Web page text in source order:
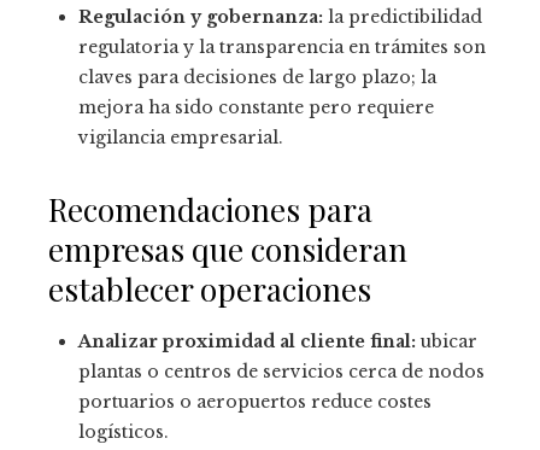
Regulación y gobernanza: la predictibilidad
regulatoria y la transparencia en trámites son
claves para decisiones de largo plazo; la
mejora ha sido constante pero requiere
vigilancia empresarial.
Recomendaciones para
empresas que consideran
establecer operaciones
Analizar proximidad al cliente final: ubicar
plantas o centros de servicios cerca de nodos
portuarios o aeropuertos reduce costes
logísticos.